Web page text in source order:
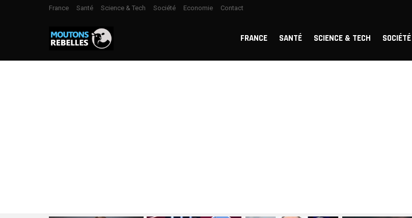
France Santé Science & Tech Société Economie Contact
FRANCE SANTÉ SCIENCE & TECH SOCIÉTÉ